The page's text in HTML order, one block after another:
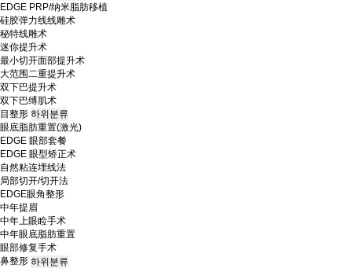
EDGE PRP/纳米脂肪移植
硅胶弹力线线雕术
秘特线雕术
迷你提升术
最小切开面部提升术
大范围二重提升术
双下巴提升术
双下巴缚肌术
目整形 하위분류
眼底脂肪重置(激光)
EDGE 眼部套餐
EDGE 眼型矫正术
自然粘连埋线法
局部切开/切开法
EDGE眼角整形
中年提眉
中年上眼睑手术
中年眼底脂肪重置
眼部修复手术
鼻整形 하위분류